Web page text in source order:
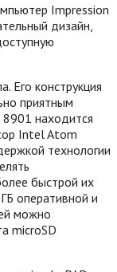
Impression
дизайн,
Его конструкция
приятным
находится
Intel Atom
технологии
быстрой их
оперативной и
можно
microSD